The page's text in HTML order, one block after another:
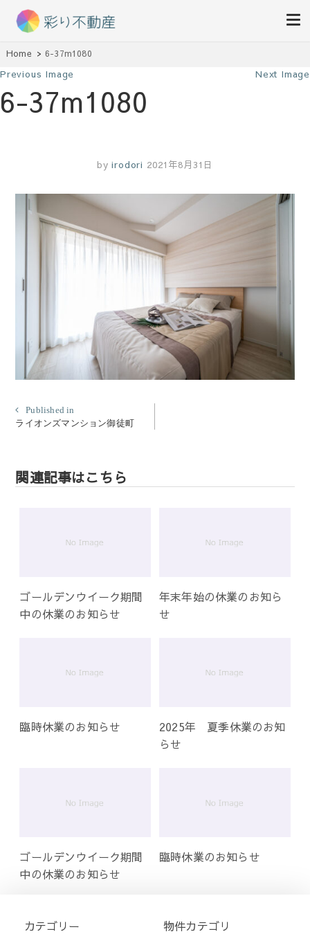
彩り不動産
Home 6-37m1080
Previous Image Next Image
6-37m1080
by irodori 2021年8月31日
投
稿
ゲ
Published in
ライオンズマンション御徒町
関連記事はこちら
ゴールデンウイーク期間
中の休業のお知らせ
年末年始の休業のお知ら
せ
臨時休業のお知らせ
2025年 夏季休業のお知
らせ
ゴールデンウイーク期間
中の休業のお知らせ
臨時休業のお知らせ
カテゴリー 物件カテゴリ